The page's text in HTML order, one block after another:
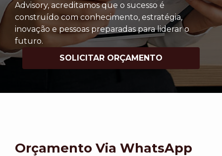
Advisory, acreditamos que o sucesso é
construído com conhecimento, estratégia,
inovação e pessoas preparadas para liderar o
futuro.
SOLICITAR ORÇAMENTO
Orçamento Via WhatsApp